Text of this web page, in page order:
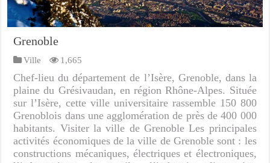
Grenoble
Ville 1,665
Chef-lieu du département de l’Isère, Grenoble, dans la
plaine du Grésivaudan, en région Rhône-Alpes. Située
sur l’Isère, cette ville universitaire rassemble 150 800
Grenoblois dans une agglomération de près de 400 000
habitants. Visiter la ville de Grenoble Les principales
activités économiques de la ville de Grenoble sont : les
constructions mécaniques, électriques et électroniques,